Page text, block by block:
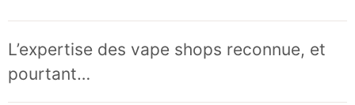
L’expertise des vape shops reconnue, et
pourtant…